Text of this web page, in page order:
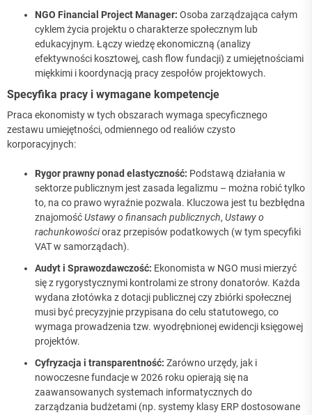
NGO Financial Project Manager: Osoba zarządzająca całym
cyklem życia projektu o charakterze społecznym lub
edukacyjnym. Łączy wiedzę ekonomiczną (analizy
efektywności kosztowej, cash flow fundacji) z umiejętnościami
miękkimi i koordynacją pracy zespołów projektowych.
Specyfika pracy i wymagane kompetencje
Praca ekonomisty w tych obszarach wymaga specyficznego
zestawu umiejętności, odmiennego od realiów czysto
korporacyjnych:
Rygor prawny ponad elastyczność: Podstawą działania w
sektorze publicznym jest zasada legalizmu – można robić tylko
to, na co prawo wyraźnie pozwala. Kluczowa jest tu bezbłędna
znajomośćUstawy o finansach publicznych, Ustawy o
rachunkowościoraz przepisów podatkowych (w tym specyfiki
VAT w samorządach).
Audyt i Sprawozdawczość: Ekonomista w NGO musi mierzyć
się z rygorystycznymi kontrolami ze strony donatorów. Każda
wydana złotówka z dotacji publicznej czy zbiórki społecznej
musi być precyzyjnie przypisana do celu statutowego, co
wymaga prowadzenia tzw. wyodrębnionej ewidencji księgowej
projektów.
Cyfryzacja i transparentność: Zarówno urzędy, jak i
nowoczesne fundacje w 2026 roku opierają się na
zaawansowanych systemach informatycznych do
zarządzania budżetami (np. systemy klasy ERP dostosowane